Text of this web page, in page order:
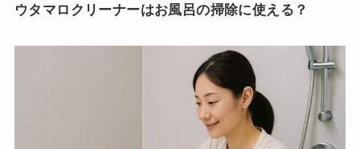
ウタマロクリーナーはお風呂の掃除に使える？